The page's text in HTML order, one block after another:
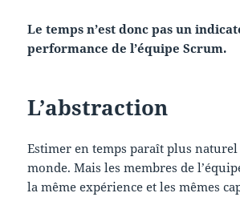
Le temps n’est donc pas un
performance de l’équipe Scrum.
L’abstraction
Estimer en temps paraît plus
monde. Mais les membres de
la même expérience et les mêmes